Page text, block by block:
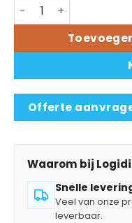
Toshiba printkop
Offerte
Waarom bij
Snelle
Veel van onze
leverbaar.